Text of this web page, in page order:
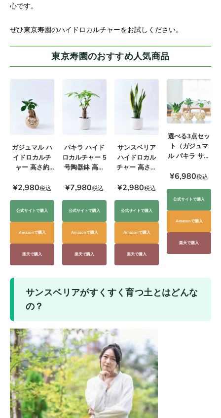
心です。
ぜひ東京寿園のハイドロカルチャーをお試しください。
東京寿園のおすすめ人気商品
ガジュマル ハ
イドロカルチ
ャー 高さ約
¥2,980税込
公式サイトで購入
Amazonで購入
楽天で購入
パキラ ハイド
ロカルチャー 5
号陶器鉢 高さ
¥7,980税込
公式サイトで購入
Amazonで購入
楽天で購入
サンスベリア
ハイドロカル
チャー 高さ約
¥2,980税込
公式サイトで購入
Amazonで購入
楽天で購入
選べる3点セッ
ト（ガジュマ
ル パキラ サン
¥6,980税込
公式サイトで購入
Amazonで購入
楽天で購入
サンスベリアがすくすく育つ土とはどんな
の？